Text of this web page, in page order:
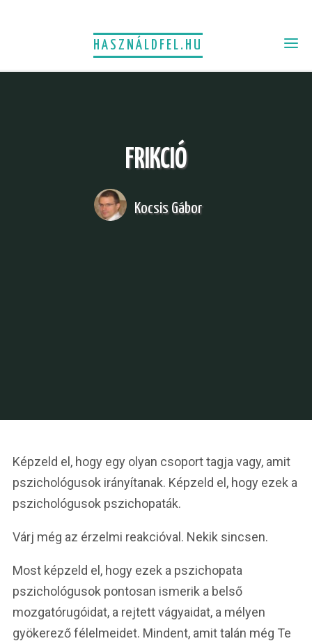
HASZNÁLDFEL.HU
FRIKCIÓ
Kocsis Gábor
Képzeld el, hogy egy olyan csoport tagja vagy, amit
pszichológusok irányítanak. Képzeld el, hogy ezek a
pszichológusok pszichopaták.
Várj még az érzelmi reakcióval. Nekik sincsen.
Most képzeld el, hogy ezek a pszichopata
pszichológusok pontosan ismerik a belső
mozgatórugóidat, a rejtett vágyaidat, a mélyen
gyökerező félelmeidet. Mindent, amit talán még Te